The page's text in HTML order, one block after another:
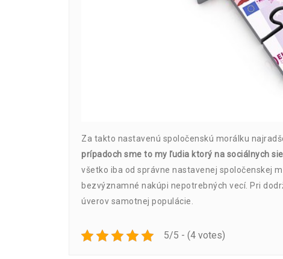
Za takto nastavenú spoločenskú morálku
prípadoch sme to my ľudia ktorý na sociálnych
všetko iba od správne nastavenej spoločenskej
bezvýznamné nakúpi nepotrebných vecí. Pri
úverov samotnej populácie.
5/5 - (4 votes)